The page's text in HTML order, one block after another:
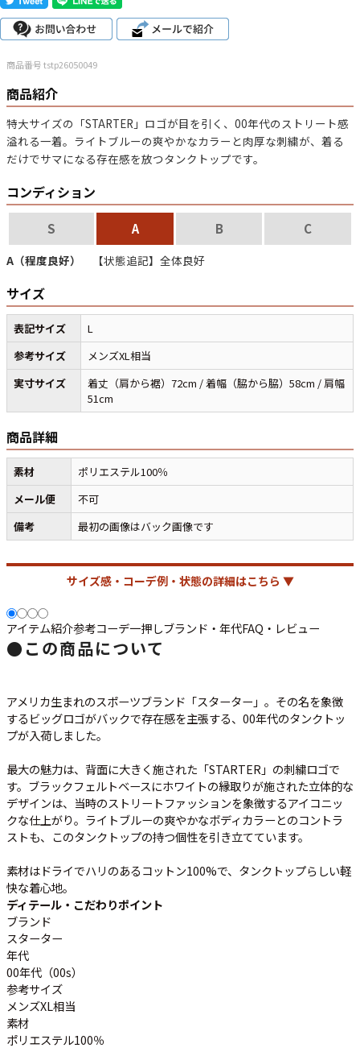
Search by Sizeサイズから探す（メンズ）
ジャケット
スウェット XS S M L XL
長袖シャツ XS S M L
半袖シャツ
Tシャツ XS M
パンツ
W30以下
W35,W36 W37以上
Search by Maniacマニアックから探す
バンド
Tシャツ
アニメ
映画
USA製
ボロ
すべてのマニアックを見る
90年代 80年代
すべての年代を見る
週刊ラッシュアウト新聞
メディア・イベント情報
Youtube 古着屋Rush Out チャンネル
スタッフコーディネート
商品番号 tstp26050049
商品紹介
特大サイズの「STARTER」ロゴが目を引く、00年代のストリート感
溢れる一着。ライトブルーの爽やかなカラーと肉厚な刺繍が、着る
だけでサマになる存在感を放つタンクトップです。
コンディション
S A B C
A（程度良好） 【状態追記】全体良好
サイズ
表記サイズ
L
参考サイズ
メンズXL相当
実寸サイズ
着丈（肩から裾）72cm / 着幅（脇から脇）58cm / 肩幅
51cm
商品詳細
素材
ポリエステル100％
メール便
不可
備考
最初の画像はバック画像です
サイズ感・コーデ例・状態の詳細はこちら ▼
アイテム紹介参考コーデ一押しブランド・年代FAQ・レビュー
● この商品について
アメリカ生まれのスポーツブランド「スターター」。その名を象徴
するビッグロゴがバックで存在感を主張する、00年代のタンクトッ
プが入荷しました。
最大の魅力は、 背面に大きく施された「STARTER」の刺繍ロゴで
す。ブラックフェルトベースにホワイトの縁取りが施された立体的な
デザインは、当時のストリートファッションを象徴するアイコニッ
クな仕上がり。ライトブルーの爽やかなボディカラーとのコントラ
ストも、このタンクトップの持つ個性を引き立てています。
素材はドライでハリのあるコットン100%で、タンクトップらしい軽
快な着心地。
ディテール・こだわりポイント
ブランド
スターター
年代
00年代（00s）
参考サイズ
メンズXL相当
素材
ポリエステル100％